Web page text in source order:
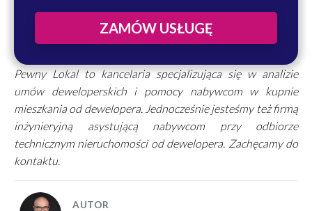
ZAMÓW USŁUGĘ
Pewny Lokal to kancelaria specjalizująca się w analizie
umów deweloperskich i pomocy nabywcom w kupnie
mieszkania od dewelopera. Jednocześnie jesteśmy też firmą
inżynieryjną asystującą nabywcom przy odbiorze
technicznym nieruchomości od dewelopera. Zachęcamy do
kontaktu.
AUTOR